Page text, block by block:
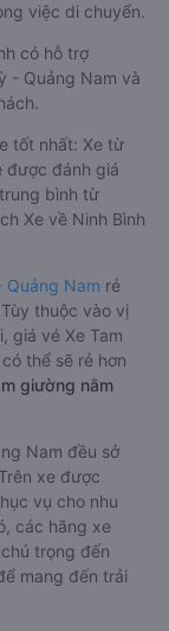
việc di chuyển.
có hỗ trợ
- Quảng Nam và
tốt nhất: Xe từ
được đánh giá
bình từ
Xe về Ninh Bình
Quảng Nam rẻ
thuộc vào vị
giá vé Xe Tam
thể sẽ rẻ hơn
giường nằm
Nam đều sở
xe được
vụ cho nhu
các hãng xe
trọng đến
mang đến trải